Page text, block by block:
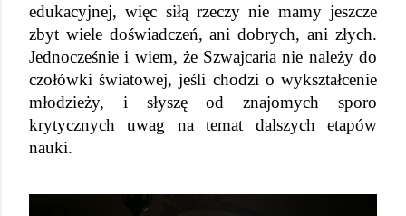
edukacyjnej, więc siłą rzeczy nie mamy jeszcze
zbyt wiele doświadczeń, ani dobrych, ani złych.
Jednocześnie i wiem, że Szwajcaria nie należy do
czołówki światowej, jeśli chodzi o wykształcenie
młodzieży, i słyszę od znajomych sporo
krytycznych uwag na temat dalszych etapów
nauki.